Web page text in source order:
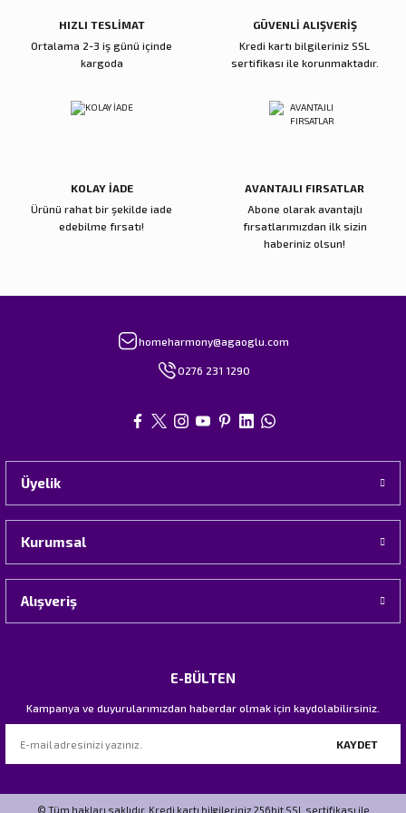
HIZLI TESLİMAT
Ortalama 2-3 iş günü içinde
kargoda
GÜVENLİ ALIŞVERİŞ
Kredi kartı bilgileriniz SSL
sertifikası ile korunmaktadır.
KOLAY İADE
Ürünü rahat bir şekilde iade
edebilme fırsatı!
AVANTAJLI FIRSATLAR
Abone olarak avantajlı
fırsatlarımızdan ilk sizin
haberiniz olsun!
homeharmony@agaoglu.com
0276 231 1290
Üyelik
Kurumsal
Alışveriş
E-BÜLTEN
Kampanya ve duyurularımızdan haberdar olmak için kaydolabilirsiniz.
KAYDET
© Tüm hakları saklıdır. Kredi kartı bilgileriniz 256bit SSL sertifikası ile